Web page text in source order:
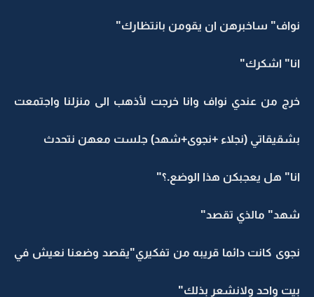
نواف" ساخبرهن ان يقومن بانتظارك"
انا" اشكرك"
خرج من عندي نواف وانا خرجت لأذهب الى منزلنا واجتمعت
بشقيقاتي (نجلاء +نجوى+شهد) جلست معهن نتحدث
انا" هل يعجبكن هذا الوضع.؟"
شهد" مالذي تقصد"
نجوى كانت دائما قريبه من تفكيري"يقصد وضعنا نعيش في
بيت واحد ولانشعر بذلك"